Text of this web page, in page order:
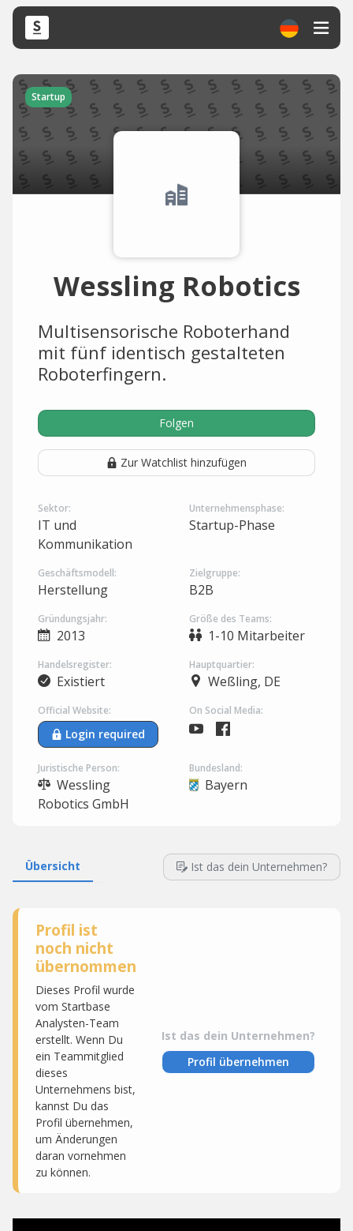
Startup
Wessling Robotics
Multisensorische Roboterhand
mit fünf identisch gestalteten
Roboterfingern.
Folgen
Zur Watchlist hinzufügen
Sektor:
IT und
Kommunikation
Unternehmensphase:
Startup-Phase
Geschäftsmodell:
Herstellung
Zielgruppe:
B2B
Gründungsjahr:
2013
Größe des Teams:
1-10 Mitarbeiter
Handelsregister:
Existiert
Hauptquartier:
Weßling, DE
Official Website:
Login required
On Social Media:
Juristische Person:
Wessling
Robotics GmbH
Bundesland:
Bayern
Übersicht Ist das dein Unternehmen?
Profil ist
noch nicht
übernommen
Dieses Profil wurde
vom Startbase
Analysten-Team
erstellt. Wenn Du
ein Teammitglied
dieses
Unternehmens bist,
kannst Du das
Profil übernehmen,
um Änderungen
daran vornehmen
zu können.
Ist das dein Unternehmen?
Profil übernehmen